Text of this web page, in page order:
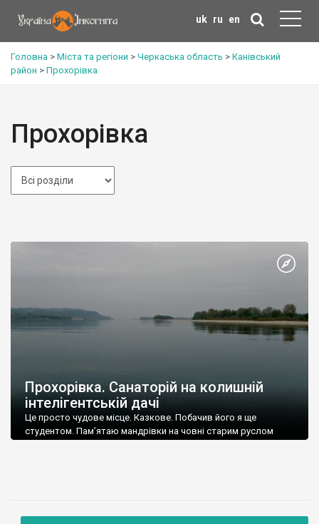
uk ru en
Головна > Міста та регіони > Черкаська область > Канівський
район > Прохорівка
Прохорівка
Прохорівка. Санаторій на колишній
інтелігентській дачі
Це просто чудове місце. Казкове. Побачив його я ще
студентом. Пам’ятаю мандрівки на човні старим руслом